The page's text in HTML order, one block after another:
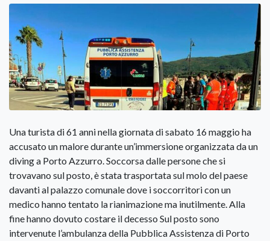
Una turista di 61 anni nella giornata di sabato 16 maggio ha
accusato un malore durante un’immersione organizzata da un
diving a Porto Azzurro. Soccorsa dalle persone che si
trovavano sul posto, è stata trasportata sul molo del paese
davanti al palazzo comunale dove i soccorritori con un
medico hanno tentato la rianimazione ma inutilmente. Alla
fine hanno dovuto costare il decesso Sul posto sono
intervenute l’ambulanza della Pubblica Assistenza di Porto